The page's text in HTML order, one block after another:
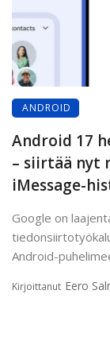
ANDROID
Android 17
– siirtää nyt
iMessage-
Google on
Android-
Kirjoittanut Eero